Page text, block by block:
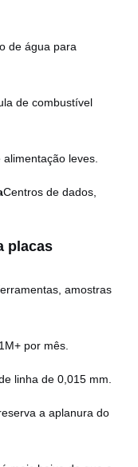
de água para
de combustível
leves.
Centros de dados,
placas
amostras
por mês.
linha de 0,015 mm.
a aplanura do